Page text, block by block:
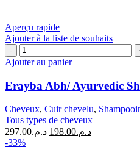
Aperçu rapide
Ajouter à la liste de souhaits
quantité
de
Abh/
Ayurvedic
Shampoo
250
ML
Ajouter au panier
Erayba Abh/ Ayurvedic
Cheveux, Cuir chevelu,
Tous types de cheveux
د.م.297.00
Le
د.م.198.00
Le
-33%